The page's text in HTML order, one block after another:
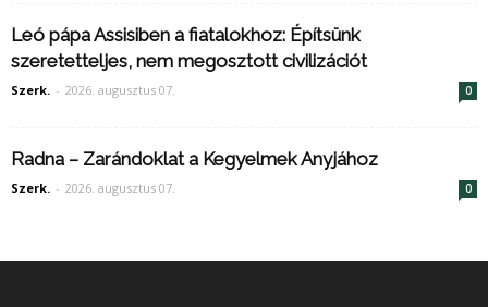
Leó pápa Assisiben a fiatalokhoz: Építsünk
szeretetteljes, nem megosztott civilizációt
Szerk. - 2026. augusztus 07. 0
Radna – Zarándoklat a Kegyelmek Anyjához
Szerk. - 2026. augusztus 07. 0